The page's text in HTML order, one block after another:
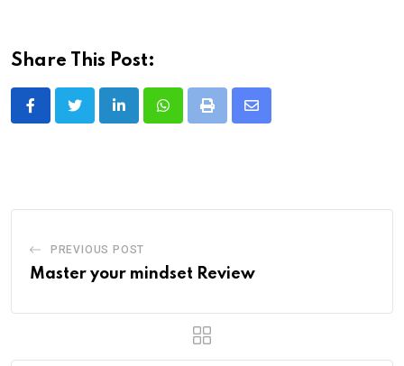
Share This Post:
LinkedInWhatsappPrint
Share
PREVIOUS POST
Master your mindset Review